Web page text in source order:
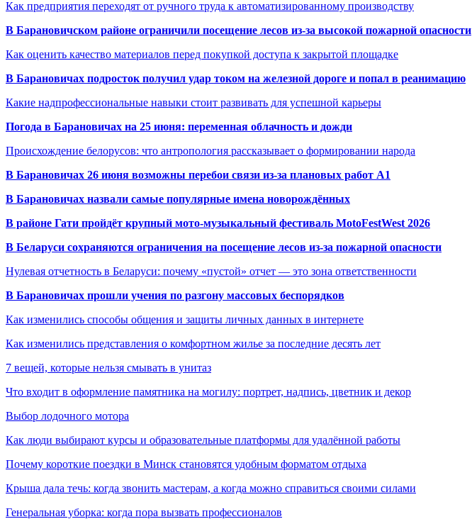
Как предприятия переходят от ручного труда к автоматизированному производству
В Барановичском районе ограничили посещение лесов из-за высокой пожарной опасности
Как оценить качество материалов перед покупкой доступа к закрытой площадке
В Барановичах подросток получил удар током на железной дороге и попал в реанимацию
Какие надпрофессиональные навыки стоит развивать для успешной карьеры
Погода в Барановичах на 25 июня: переменная облачность и дожди
Происхождение белорусов: что антропология рассказывает о формировании народа
В Барановичах 26 июня возможны перебои связи из-за плановых работ A1
В Барановичах назвали самые популярные имена новорождённых
В районе Гати пройдёт крупный мото-музыкальный фестиваль MotoFestWest 2026
В Беларуси сохраняются ограничения на посещение лесов из-за пожарной опасности
Нулевая отчетность в Беларуси: почему «пустой» отчет — это зона ответственности
В Барановичах прошли учения по разгону массовых беспорядков
Как изменились способы общения и защиты личных данных в интернете
Как изменились представления о комфортном жилье за последние десять лет
7 вещей, которые нельзя смывать в унитаз
Что входит в оформление памятника на могилу: портрет, надпись, цветник и декор
Выбор лодочного мотора
Как люди выбирают курсы и образовательные платформы для удалённой работы
Почему короткие поездки в Минск становятся удобным форматом отдыха
Крыша дала течь: когда звонить мастерам, а когда можно справиться своими силами
Генеральная уборка: когда пора вызвать профессионалов